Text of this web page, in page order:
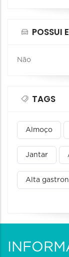
POSSUI
Não
TAGS
Almoço
Jantar
Alta